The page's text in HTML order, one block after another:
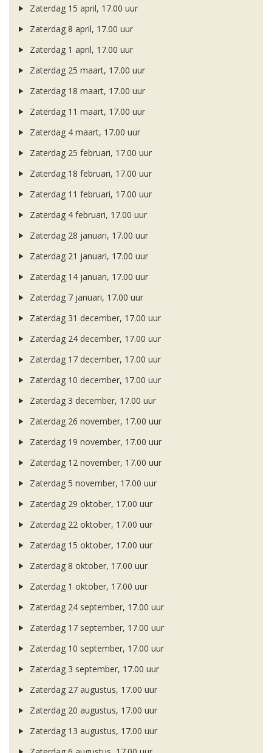
Zaterdag 15 april, 17.00 uur
Zaterdag 8 april, 17.00 uur
Zaterdag 1 april, 17.00 uur
Zaterdag 25 maart, 17.00 uur
Zaterdag 18 maart, 17.00 uur
Zaterdag 11 maart, 17.00 uur
Zaterdag 4 maart, 17.00 uur
Zaterdag 25 februari, 17.00 uur
Zaterdag 18 februari, 17.00 uur
Zaterdag 11 februari, 17.00 uur
Zaterdag 4 februari, 17.00 uur
Zaterdag 28 januari, 17.00 uur
Zaterdag 21 januari, 17.00 uur
Zaterdag 14 januari, 17.00 uur
Zaterdag 7 januari, 17.00 uur
Zaterdag 31 december, 17.00 uur
Zaterdag 24 december, 17.00 uur
Zaterdag 17 december, 17.00 uur
Zaterdag 10 december, 17.00 uur
Zaterdag 3 december, 17.00 uur
Zaterdag 26 november, 17.00 uur
Zaterdag 19 november, 17.00 uur
Zaterdag 12 november, 17.00 uur
Zaterdag 5 november, 17.00 uur
Zaterdag 29 oktober, 17.00 uur
Zaterdag 22 oktober, 17.00 uur
Zaterdag 15 oktober, 17.00 uur
Zaterdag 8 oktober, 17.00 uur
Zaterdag 1 oktober, 17.00 uur
Zaterdag 24 september, 17.00 uur
Zaterdag 17 september, 17.00 uur
Zaterdag 10 september, 17.00 uur
Zaterdag 3 september, 17.00 uur
Zaterdag 27 augustus, 17.00 uur
Zaterdag 20 augustus, 17.00 uur
Zaterdag 13 augustus, 17.00 uur